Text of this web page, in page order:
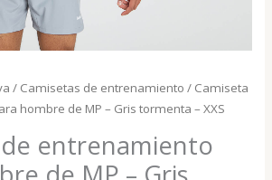
/ Camisetas de entrenamiento / Camiseta
hombre de MP – Gris tormenta – XXS
entrenamiento